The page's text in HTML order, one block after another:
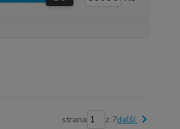
strana z 7další